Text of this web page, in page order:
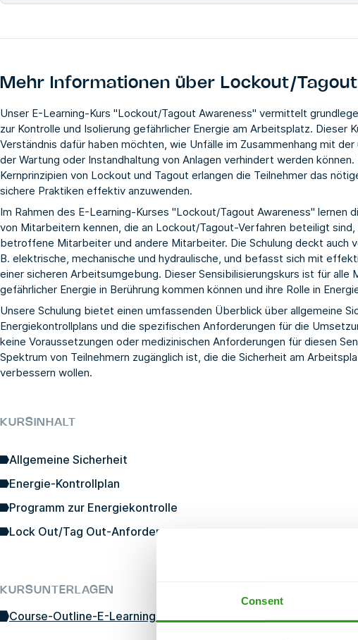
Consent
Mehr Informationen über Lockout/
Unser E-Learning-Kurs "Lockout/Tagout Awareness" vermittelt
zur Kontrolle und Isolierung gefährlicher Energie am Arbeitsplatz. Dieser
Verständnis dafür haben möchten, wie Unfälle im Zusammenhang mit
der Wartung oder Instandhaltung von Anlagen verhindert werden
Kernprinzipien von Lockout und Tagout erlangen die Teilnehmer das
sichere Praktiken effektiv anzuwenden.
Im Rahmen des E-Learning-Kurses "Lockout/Tagout Awareness" lernen
von Mitarbeitern kennen, die an Lockout/Tagout-Verfahren beteiligt
betroffene Mitarbeiter und andere Mitarbeiter. Die Schulung deckt auch
B. elektrische, mechanische und hydraulische, und befasst sich mit
einer sicheren Arbeitsumgebung. Dieser Sensibilisierungskurs ist für
gefährlicher Energie in Berührung kommen können und ihre Rolle in
Unsere Schulung bietet einen umfassenden Überblick über allgemeine
Energiekontrollplans und die spezifischen Anforderungen für die
keine Voraussetzungen oder medizinischen Anforderungen für diesen
Spektrum von Teilnehmern zugänglich ist, die die Sicherheit am
verbessern wollen.
KURSINHALT
Allgemeine Sicherheit
Energie-Kontrollplan
Programm zur Energiekontrolle
Lock Out/Tag Out-Anforderungen
KURSUNTERLAGEN
Course-Outline-E-Learning-LOTO-Awareness-10-25-2024-